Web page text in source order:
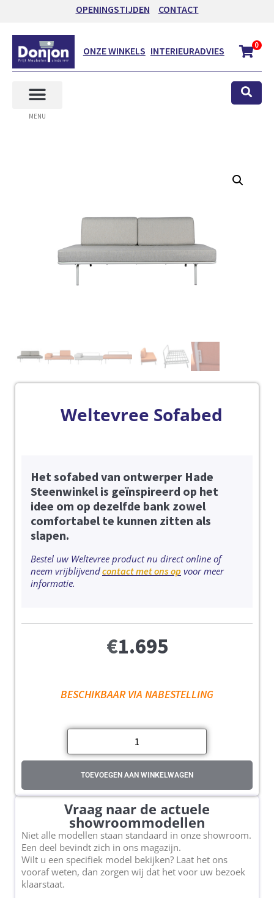
OPENINGSTIJDEN CONTACT
ONZE WINKELS INTERIEURADVIES 0
MENU
Weltevree Sofabed
Het sofabed van ontwerper Hade
Steenwinkel is geïnspireerd op het
idee om op dezelfde bank zowel
comfortabel te kunnen zitten als
slapen.
Bestel uw Weltevree product nu direct online of
neem vrijblijvendcontact met ons op voor meer
informatie.
€1.695
BESCHIKBAAR VIA NABESTELLING
TOEVOEGEN AAN WINKELWAGEN
Vraag naar de actuele
showroommodellen
Niet alle modellen staan standaard in onze showroom.
Een deel bevindt zich in ons magazijn.
Wilt u een specifiek model bekijken? Laat het ons
vooraf weten, dan zorgen wij dat het voor uw bezoek
klaarstaat.